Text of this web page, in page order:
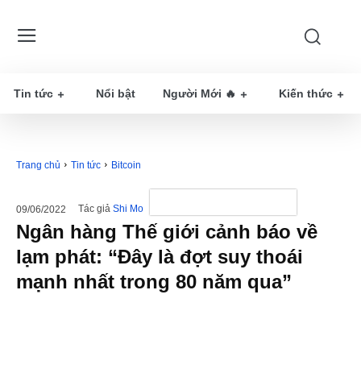
Tin tức Nổi bật Người Mới 🔥 Kiến thức
Trang chủ Tin tức Bitcoin
09/06/2022 Tác giả Shi Mo
Ngân hàng Thế giới cảnh báo về
lạm phát: “Đây là đợt suy thoái
mạnh nhất trong 80 năm qua”